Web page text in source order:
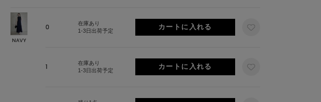
NAVY
0
在庫あり
1-3日出荷予定
1
在庫あり
1-3日出荷予定